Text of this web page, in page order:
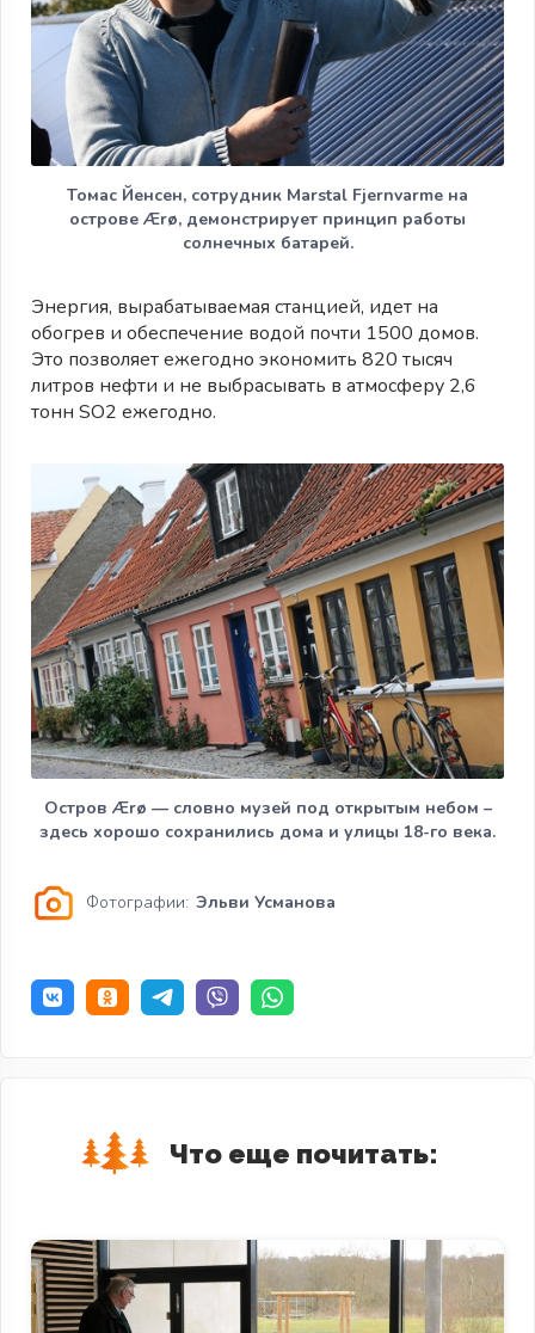
Томас Йенсен, сотрудник Marstal Fjernvarme на
острове Ærø, демонстрирует принцип работы
солнечных батарей.
Энергия, вырабатываемая станцией, идет на
обогрев и обеспечение водой почти 1500 домов.
Это позволяет ежегодно экономить 820 тысяч
литров нефти и не выбрасывать в атмосферу 2,6
тонн SO2 ежегодно.
Остров Ærø — словно музей под открытым небом –
здесь хорошо сохранились дома и улицы 18-го века.
Фотографии: Эльви Усманова
Что еще почитать: